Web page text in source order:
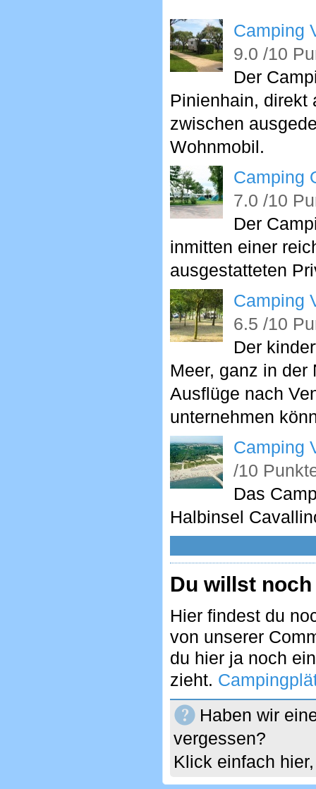
Camping
9.0 /10
Der
Pinienhain, direkt
zwischen
Wohnmobil.
Camping
7.0 /10
Der
inmitten einer
ausgestatteten
Camping
6.5 /10
Der
Meer, ganz in
Ausflüge nach
unternehmen
Camping
/10
Das
Halbinsel
Du willst
Hier findest du
von unserer
du hier ja noch
zieht.
Haben wir
vergessen?
Klick einfach